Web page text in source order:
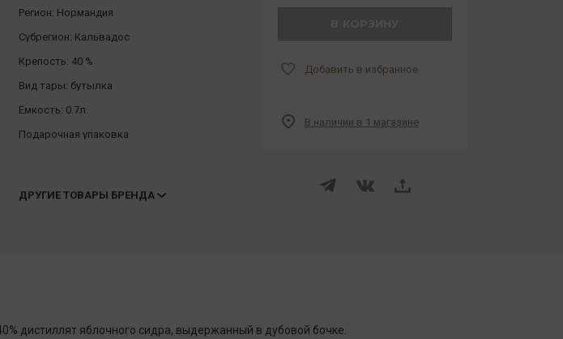
Регион: Нормандия
Субрегион: Кальвадос
Крепость: 40 %
Вид тары: бутылка
Ёмкость: 0.7л.
Подарочная упаковка
ДРУГИЕ ТОВАРЫ БРЕНДА
Добавить в избранное
В наличии в 1 магазине
дистиллят яблочного сидра, выдержанный в дубовой бочке.